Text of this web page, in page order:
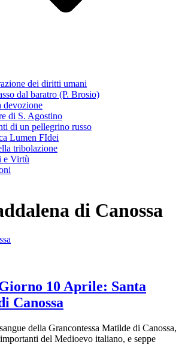
dei diritti umani
dal baratro (P. Brosio)
devozione
di S. Agostino
di un pellegrino russo
Lumen FIdei
tribolazione
e Virtù
di Canossa
10 Aprile: Santa
Canossa
della Grancontessa Matilde di Canossa,
del Medioevo italiano, e seppe